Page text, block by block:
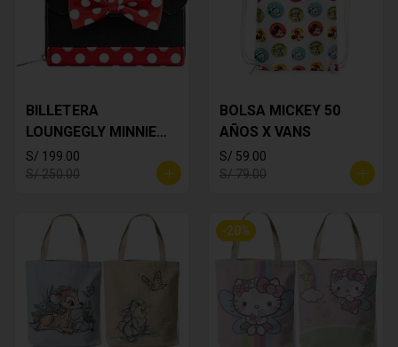
BILLETERA
LOUNGEGLY MINNIE
MOUSE
S/ 199.00
S/ 250.00
BOLSA MICKEY 50
AÑOS X VANS
S/ 59.00
S/ 79.00
-20%